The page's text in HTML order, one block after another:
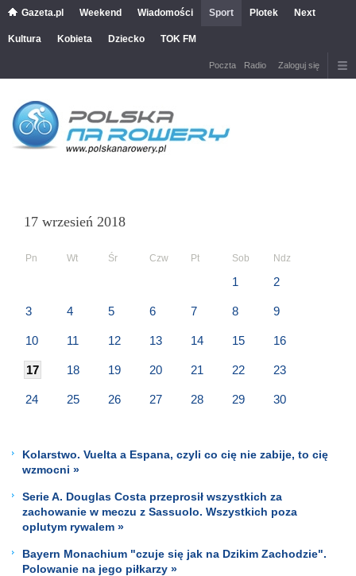
Gazeta.pl Weekend Wiadomości Sport Plotek Next
Kultura Kobieta Dziecko TOK FM
Poczta Radio Zaloguj się
17 wrzesień 2018
Pn Wt Śr Czw Pt Sob Ndz
1 2
3 4 5 6 7 8 9
10 11 12 13 14 15 16
17 18 19 20 21 22 23
24 25 26 27 28 29 30
Kolarstwo. Vuelta a Espana, czyli co cię nie zabije, to cię
wzmocni »
Serie A. Douglas Costa przeprosił wszystkich za
zachowanie w meczu z Sassuolo. Wszystkich poza
oplutym rywalem »
Bayern Monachium "czuje się jak na Dzikim Zachodzie".
Polowanie na jego piłkarzy »